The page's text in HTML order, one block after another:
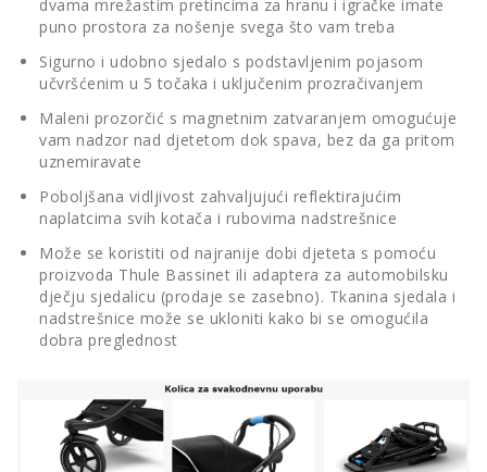
dvama mrežastim pretincima za hranu i igračke imate
puno prostora za nošenje svega što vam treba
Sigurno i udobno sjedalo s podstavljenim pojasom
učvršćenim u 5 točaka i uključenim prozračivanjem
Maleni prozorčić s magnetnim zatvaranjem omogućuje
vam nadzor nad djetetom dok spava, bez da ga pritom
uznemiravate
Poboljšana vidljivost zahvaljujući reflektirajućim
naplatcima svih kotača i rubovima nadstrešnice
Može se koristiti od najranije dobi djeteta s pomoću
proizvoda Thule Bassinet ili adaptera za automobilsku
dječju sjedalicu (prodaje se zasebno). Tkanina sjedala i
nadstrešnice može se ukloniti kako bi se omogućila
dobra preglednost